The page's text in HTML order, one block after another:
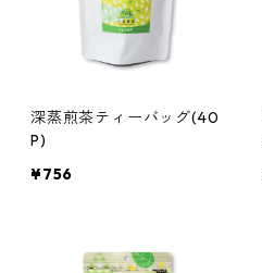
深蒸煎茶ティーバッグ(40
P)
¥756